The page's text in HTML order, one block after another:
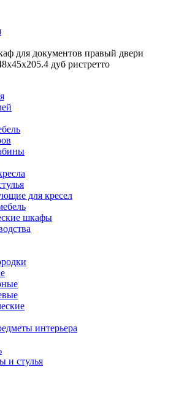
для документов правый двери
дуб ристретто
для кресел
шкафы
интерьера
и стулья